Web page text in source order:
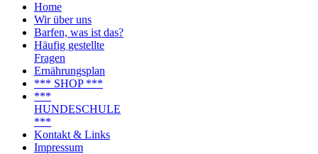
Home
Wir über uns
Barfen, was ist das?
Häufig gestellte
Fragen
Ernährungsplan
*** SHOP ***
***
HUNDESCHULE
***
Kontakt & Links
Impressum